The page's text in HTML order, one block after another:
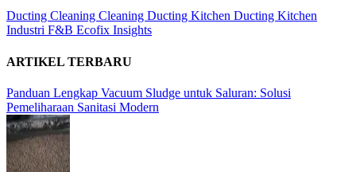
Ducting Cleaning Cleaning Ducting Kitchen Ducting Kitchen
Industri F&B Ecofix Insights
ARTIKEL TERBARU
Panduan Lengkap Vacuum Sludge untuk Saluran: Solusi
Pemeliharaan Sanitasi Modern